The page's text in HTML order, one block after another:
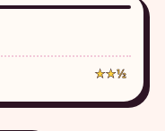
★★½